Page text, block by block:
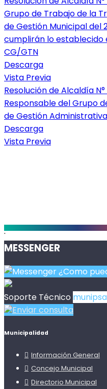
Grupo de Trabajo de la
de Gestión Municipal del
cumplirán lo establecido
CG/GTN
Descarga
Vista Previa
Resolución de Alcaldía
Responsable del Grupo
de Gestión
Descarga
Vista Previa
.
MESSENGER
¿Como
Soporte Técnico
Enviar consulta
Municipalidad
Información General
Concejo Municipal
Directorio Municipal